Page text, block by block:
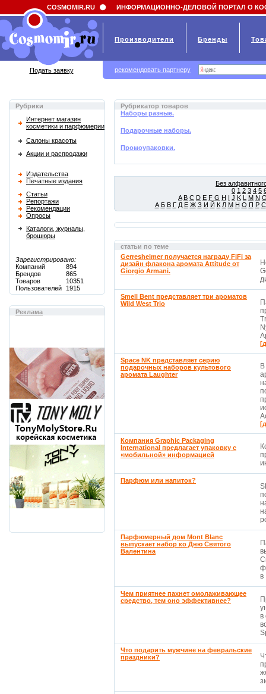
Field 'news_title' doesn't have a default value
Рубрики
Интернет магазин
косметики и парфюмерии
Салоны красоты
Акции и распродажи
Издательства
Печатные издания
Статьи
Репортажи
Рекомендации
Опросы
Каталоги, журналы,
брошюры
Зарегистрировано:
Компаний
894
Брендов
865
Товаров
10351
Пользователей
1915
Реклама
Рубрикатор товаров
Наборы разные.
Подарочные наборы.
Промоупаковки.
Без
0 1 2 3 4 5
A B C D E F G H I J K L M N
А Б В Г Д Е Ж З И Й К Л М Н О П Р С
статьи по теме
Gerresheimer получается награду FiFi за
дизайн флакона аромата Attitude от
Giorgio Armani.
Smell Bent представляет три ароматов
Wild West Trio
Space NK представляет серию
подарочных наборов культового
аромата Laughter
Компания Graphic Packaging
International предлагает упаковку с
«мобильной» информацией
Парфюм или напиток?
Парфюмерный дом Mont Blanc
выпускает набор ко Дню Святого
Валентина
в
Чем приятнее пахнет омолаживающее
средство, тем оно эффективнее?
в
Что подарить мужчине на февральские
праздники?
COSMOMIR.RU ИНФОРМАЦИОННО-ДЕЛОВОЙ ПОРТАЛ О
Производители Бренды
Подать заявку рекомендовать партнеру